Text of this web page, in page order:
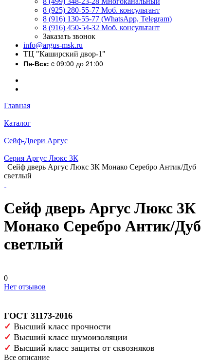
8 (925) 280-55-77 Моб. консультант
8 (916) 130-55-77 (WhatsApp, Telegram)
8 (916) 450-54-32 Моб. консультант
Заказать звонок
info@argus-msk.ru
ТЦ "Каширский двор-1"
Пн-Вск: c 09:00 до 21:00
Главная
Каталог
Сейф-Двери Аргус
Серия Аргус Люкс 3К
Сейф дверь Аргус Люкс 3К Монако Серебро Антик/Дуб
светлый
Сейф дверь Аргус Люкс 3К
Монако Серебро Антик/Дуб
светлый
0
Нет отзывов
ГОСТ 31173-2016
✓ Высший класс прочности
✓ Высший класс шумоизоляции
✓ Высший класс защиты от сквозняков
Все описание